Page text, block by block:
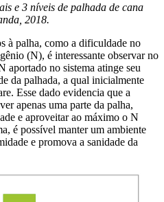
e 3 níveis de palhada de cana
2018.
à palha, como a dificuldade no
(N), é interessante observar no
aportado no sistema atinge seu
da palhada, a qual inicialmente
Esse dado evidencia que a
apenas uma parte da palha,
e aproveitar ao máximo o N
é possível manter um ambiente
e promova a sanidade da